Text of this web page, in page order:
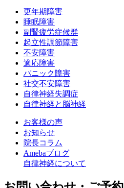
更年期障害
睡眠障害
副腎疲労症候群
起立性調節障害
不安障害
適応障害
パニック障害
社交不安障害
自律神経失調症
自律神経と脳神経
お客様の声
お知らせ
院長コラム
Amebaブログ
自律神経について